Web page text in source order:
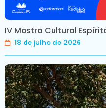
IV Mostra Cultural
18 de julho de 2026